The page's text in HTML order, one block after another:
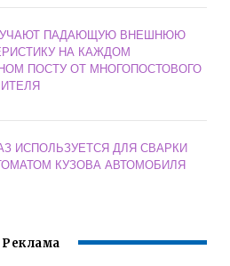
ПАДАЮЩУЮ ВНЕШНЮЮ
НА КАЖДОМ
ПОСТУ ОТ МНОГОПОСТОВОГО
ИСПОЛЬЗУЕТСЯ ДЛЯ СВАРКИ
КУЗОВА АВТОМОБИЛЯ
Реклама